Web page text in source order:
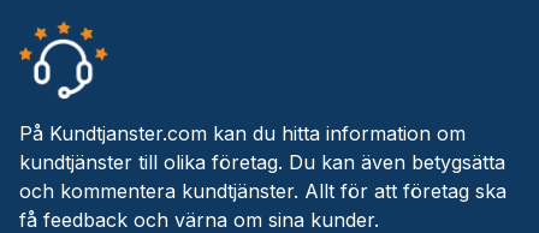
På Kundtjanster.com kan du hitta information om
kundtjänster till olika företag. Du kan även betygsätta
och kommentera kundtjänster. Allt för att företag ska
få feedback och värna om sina kunder.